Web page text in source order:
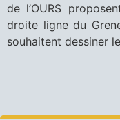
de l’OURS
droite ligne du
souhaitent dessiner